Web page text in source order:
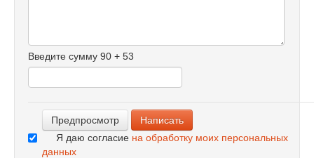
-
-
-
Введите сумму 90 + 53
Я даю согласие на обработку моих персональных
данных